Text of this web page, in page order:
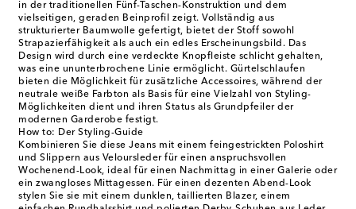
in der traditionellen Fünf-Taschen-Konstruktion und dem
vielseitigen, geraden Beinprofil zeigt. Vollständig aus
strukturierter Baumwolle gefertigt, bietet der Stoff sowohl
Strapazierfähigkeit als auch ein edles Erscheinungsbild. Das
Design wird durch eine verdeckte Knopfleiste schlicht gehalten,
was eine ununterbrochene Linie ermöglicht. Gürtelschlaufen
bieten die Möglichkeit für zusätzliche Accessoires, während der
neutrale weiße Farbton als Basis für eine Vielzahl von Styling-
Möglichkeiten dient und ihren Status als Grundpfeiler der
modernen Garderobe festigt.
How to: Der Styling-Guide
Kombinieren Sie diese Jeans mit einem feingestrickten Poloshirt
und Slippern aus Veloursleder für einen anspruchsvollen
Wochenend-Look, ideal für einen Nachmittag in einer Galerie oder
ein zwangloses Mittagessen. Für einen dezenten Abend-Look
stylen Sie sie mit einem dunklen, taillierten Blazer, einem